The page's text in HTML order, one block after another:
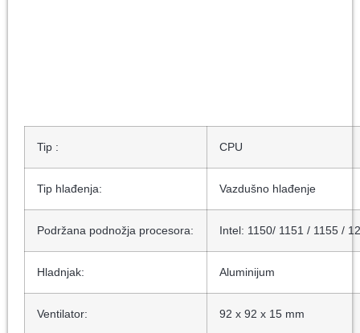
Tip : CPU
Tip hlađenja: Vazdušno hlađenje
Podržana podnožja procesora: Intel: 1150/ 1151 / 1155 /
Hladnjak: Aluminijum
Ventilator: 92 x 92 x 15 mm